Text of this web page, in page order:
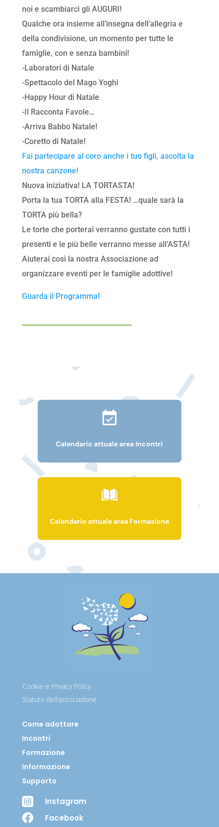
noi e scambiarci gli AUGURI!
Qualche ora insieme all’insegna dell’allegria e
della condivisione, un momento per tutte le
famiglie, con e senza bambini!
-Laboratori di Natale
-Spettacolo del Mago Yoghi
-Happy Hour di Natale
-Il Racconta Favole…
-Arriva Babbo Natale!
-Coretto di Natale!
Fai partecipare al coro anche i tuo figli, ascolta la
nostra canzone!
Nuova iniziativa! LA TORTASTA!
Porta la tua TORTA alla FESTA! …quale sarà la
TORTA più bella?
Le torte che porterai verranno gustate con tutti i
presenti e le più belle verranno messe all’ASTA!
Aiuterai così la nostra Associazione ad
organizzare eventi per le famiglie adottive!
Guarda il Programma!
Calendario attuale area Incontri
Calendario attuale area Formazione
Cookie e Privacy Policy
Statuto dell’associazione
Come adottare
Incontri
Formazione
Informazione
Supporto
 Instagram
 Facebook